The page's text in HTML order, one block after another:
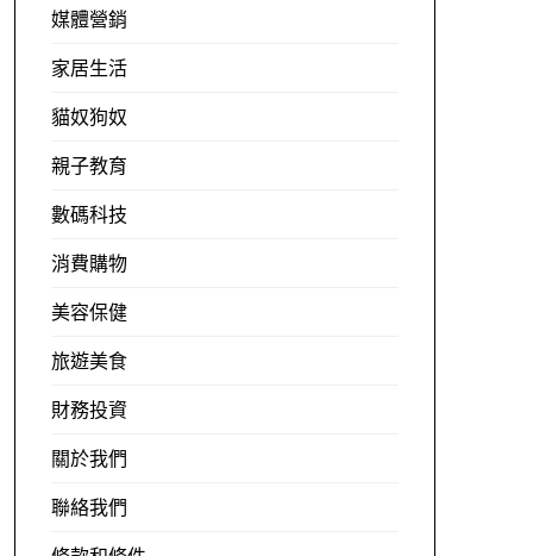
媒體營銷
家居生活
貓奴狗奴
親子教育
數碼科技
消費購物
美容保健
旅遊美食
財務投資
關於我們
聯絡我們